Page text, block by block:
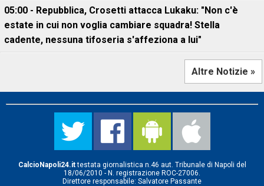
05:00 - Repubblica, Crosetti attacca Lukaku: "Non c'è
estate in cui non voglia cambiare squadra! Stella
cadente, nessuna tifoseria s'affeziona a lui"
Altre Notizie »
CalcioNapoli24.ittestata giornalistica n.46 aut. Tribunale di Napoli del
18/06/2010 - N. registrazione ROC-27006.
Direttore responsabile: Salvatore Passante